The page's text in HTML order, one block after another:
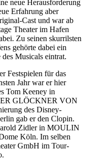
neue Herausforderung
Erfahrung aber
Cast und war ab
Theater im Hafen
Zu seinen skurrilsten
gehörte dabei ein
Musicals eintrat.
Festspielen für das
Jahr war er hier
Tom Keeney in
GLÖCKNER VON
des Disney-
gab er den Clopin.
Zidler in MOULIN
Köln. Im selben
GmbH im Tour-